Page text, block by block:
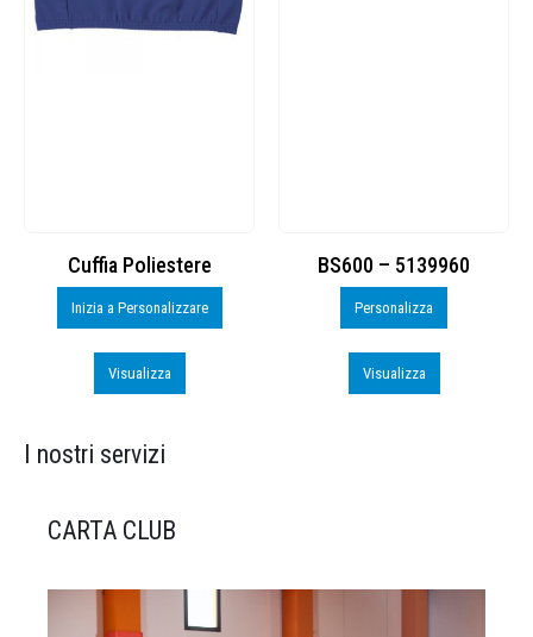
Cuffia Poliestere
Inizia a Personalizzare
Visualizza
BS600 – 5139960
Personalizza
Visualizza
I nostri servizi
CARTA CLUB